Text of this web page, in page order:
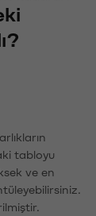
tabloyu
ve en